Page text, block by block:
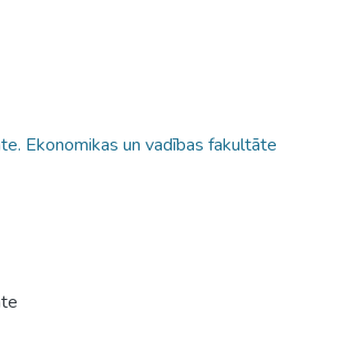
Ekonomikas un vadības fakultāte